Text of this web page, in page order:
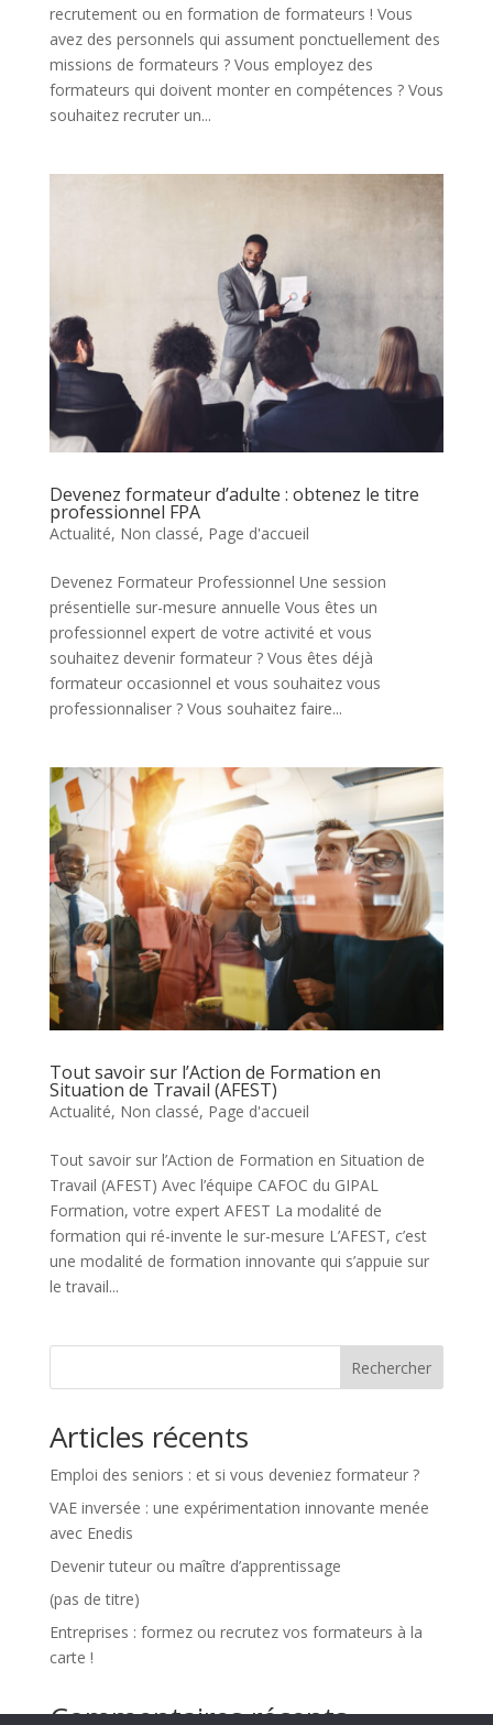
recrutement ou en formation de formateurs ! Vous
avez des personnels qui assument ponctuellement des
missions de formateurs ? Vous employez des
formateurs qui doivent monter en compétences ? Vous
souhaitez recruter un...
Devenez formateur d’adulte : obtenez le titre
professionnel FPA
Actualité, Non classé, Page d'accueil
Devenez Formateur Professionnel Une session
présentielle sur-mesure annuelle Vous êtes un
professionnel expert de votre activité et vous
souhaitez devenir formateur ? Vous êtes déjà
formateur occasionnel et vous souhaitez vous
professionnaliser ? Vous souhaitez faire...
Tout savoir sur l’Action de Formation en
Situation de Travail (AFEST)
Actualité, Non classé, Page d'accueil
Tout savoir sur l’Action de Formation en Situation de
Travail (AFEST) Avec l’équipe CAFOC du GIPAL
Formation, votre expert AFEST La modalité de
formation qui ré-invente le sur-mesure L’AFEST, c’est
une modalité de formation innovante qui s’appuie sur
le travail...
Rechercher
Articles récents
Emploi des seniors : et si vous deveniez formateur ?
VAE inversée : une expérimentation innovante menée
avec Enedis
Devenir tuteur ou maître d’apprentissage
(pas de titre)
Entreprises : formez ou recrutez vos formateurs à la
carte !